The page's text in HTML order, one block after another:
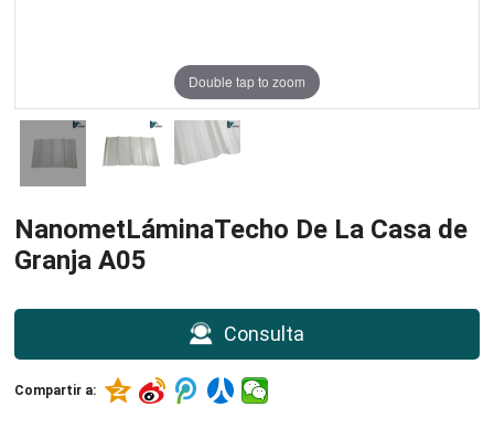
Double tap to zoom
NanometLáminaTecho De La Casa de
Granja A05
Consulta
Compartir a: